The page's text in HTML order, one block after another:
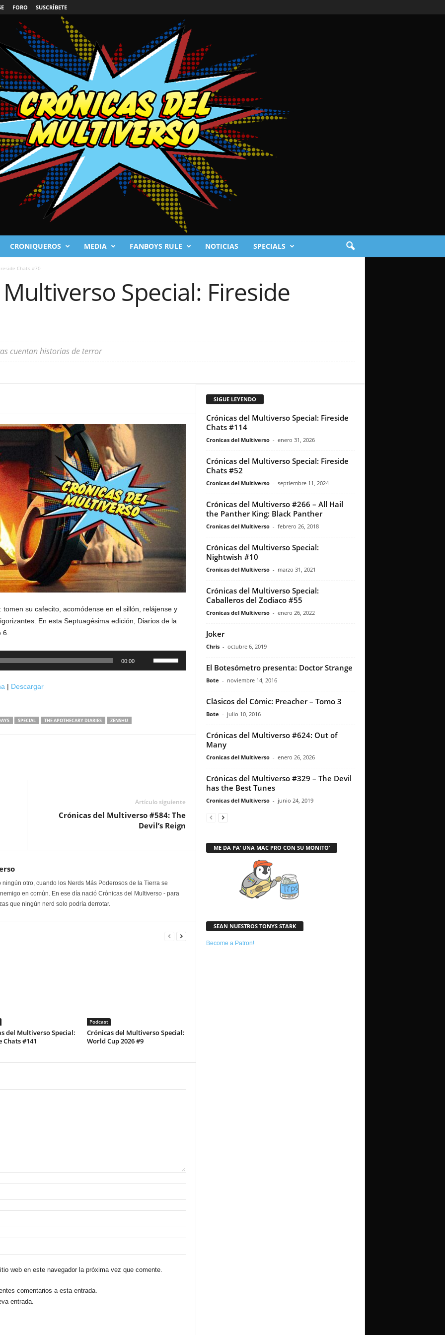
FORO SUSCRÍBETE
CRONIQUEROS MEDIA FANBOYS RULE NOTICIAS SPECIALS
Chats #70
Special: Fireside
cuentan historias de terror
su cafecito, acomódense en el sillón, relájense y
En esta Septuagésima edición, Diarios de la
6.
00:00
| Descargar
SPECIAL THE APOTHECARY DIARIES ZENSHU
Artículo siguiente
Crónicas del Multiverso #584: The
Devil’s Reign
ningún otro, cuando los Nerds Más Poderosos de la Tierra se
en común. En ese día nació Crónicas del Multiverso - para
que ningún nerd solo podría derrotar.
del Multiverso Special:
Chats #141
Podcast
Crónicas del Multiverso Special:
World Cup 2026 #9
web en este navegador la próxima vez que comente.
comentarios a esta entrada.
entrada.
SIGUE LEYENDO
Crónicas del Multiverso Special: Fireside
Chats #114
Cronicas del Multiverso - enero 31, 2026
Crónicas del Multiverso Special: Fireside
Chats #52
Cronicas del Multiverso - septiembre 11, 2024
Crónicas del Multiverso #266 – All Hail
the Panther King: Black Panther
Cronicas del Multiverso - febrero 26, 2018
Crónicas del Multiverso Special:
Nightwish #10
Cronicas del Multiverso - marzo 31, 2021
Crónicas del Multiverso Special:
Caballeros del Zodiaco #55
Cronicas del Multiverso - enero 26, 2022
Joker
Chris - octubre 6, 2019
El Botesómetro presenta: Doctor Strange
Bote - noviembre 14, 2016
Clásicos del Cómic: Preacher – Tomo 3
Bote - julio 10, 2016
Crónicas del Multiverso #624: Out of
Many
Cronicas del Multiverso - enero 26, 2026
Crónicas del Multiverso #329 – The Devil
has the Best Tunes
Cronicas del Multiverso - junio 24, 2019
ME DA PA’ UNA MAC PRO CON SU MONITO’
SEAN NUESTROS TONYS STARK
Become a Patron!